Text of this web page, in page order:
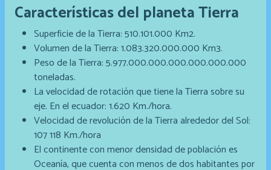
Características del planeta Tierra
Superficie de la Tierra: 510.101.000 Km2.
Volumen de la Tierra: 1.083.320.000.000 Km3.
Peso de la Tierra: 5.977.000.000.000.000.000.000
toneladas.
La velocidad de rotación que tiene la Tierra sobre su
eje. En el ecuador: 1.620 Km./hora.
Velocidad de revolución de la Tierra alrededor del Sol:
107 118 Km./hora
El continente con menor densidad de poblaciónes
Oceanía,que cuenta con menos de dos habitantes por